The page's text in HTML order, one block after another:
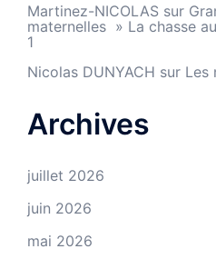
Martinez-NICOLAS sur
maternelles » La chasse
1
Nicolas DUNYACH sur Les
Archives
juillet 2026
juin 2026
mai 2026